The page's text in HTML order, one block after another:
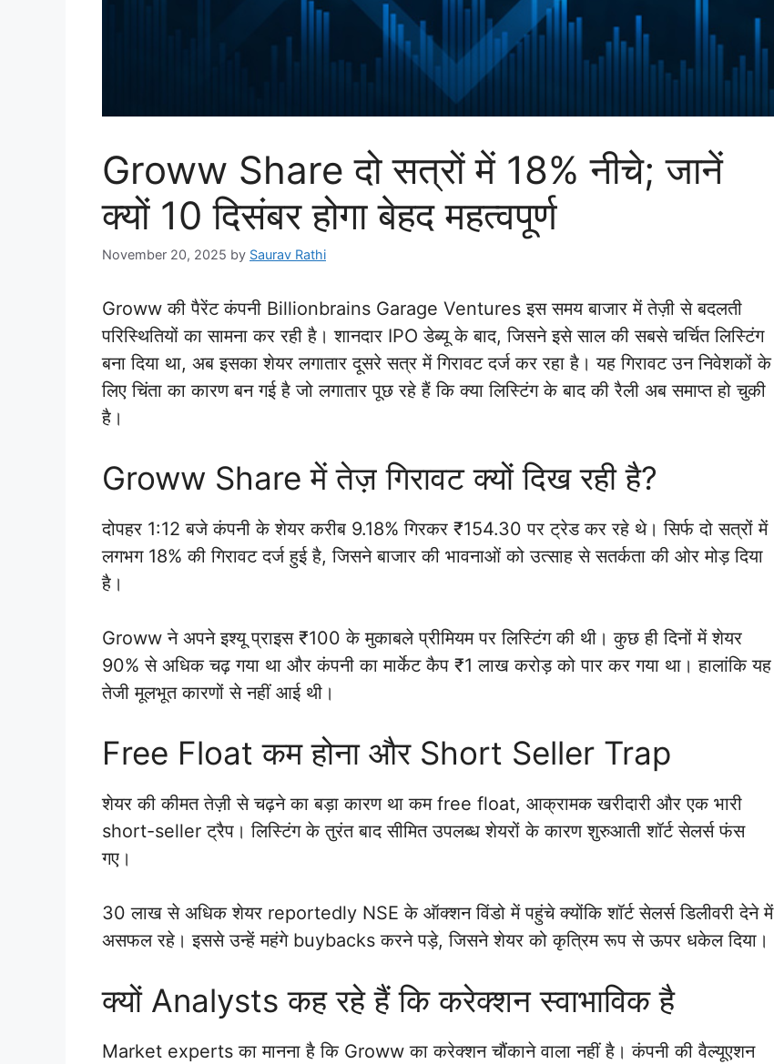
Groww Share दो सत्रों में 18% नीचे; जानें
क्यों 10 दिसंबर होगा बेहद महत्वपूर्ण
November 20, 2025 by Saurav Rathi
Groww की पैरेंट कंपनी Billionbrains Garage Ventures इस समय बाजार में तेज़ी से बदलती
परिस्थितियों का सामना कर रही है। शानदार IPO डेब्यू के बाद, जिसने इसे साल की सबसे चर्चित लिस्टिंग
बना दिया था, अब इसका शेयर लगातार दूसरे सत्र में गिरावट दर्ज कर रहा है। यह गिरावट उन निवेशकों के
लिए चिंता का कारण बन गई है जो लगातार पूछ रहे हैं कि क्या लिस्टिंग के बाद की रैली अब समाप्त हो चुकी
है।
Groww Share में तेज़ गिरावट क्यों दिख रही है?
दोपहर 1:12 बजे कंपनी के शेयर करीब 9.18% गिरकर ₹154.30 पर ट्रेड कर रहे थे। सिर्फ दो सत्रों में
लगभग 18% की गिरावट दर्ज हुई है, जिसने बाजार की भावनाओं को उत्साह से सतर्कता की ओर मोड़ दिया
है।
Groww ने अपने इश्यू प्राइस ₹100 के मुकाबले प्रीमियम पर लिस्टिंग की थी। कुछ ही दिनों में शेयर
90% से अधिक चढ़ गया था और कंपनी का मार्केट कैप ₹1 लाख करोड़ को पार कर गया था। हालांकि यह
तेजी मूलभूत कारणों से नहीं आई थी।
Free Float कम होना और Short Seller Trap
शेयर की कीमत तेज़ी से चढ़ने का बड़ा कारण था कम free float, आक्रामक खरीदारी और एक भारी
short-seller ट्रैप। लिस्टिंग के तुरंत बाद सीमित उपलब्ध शेयरों के कारण शुरुआती शॉर्ट सेलर्स फंस
गए।
30 लाख से अधिक शेयर reportedly NSE के ऑक्शन विंडो में पहुंचे क्योंकि शॉर्ट सेलर्स डिलीवरी देने में
असफल रहे। इससे उन्हें महंगे buybacks करने पड़े, जिसने शेयर को कृत्रिम रूप से ऊपर धकेल दिया।
क्यों Analysts कह रहे हैं कि करेक्शन स्वाभाविक है
Market experts का मानना है कि Groww का करेक्शन चौंकाने वाला नहीं है। कंपनी की वैल्यूएशन